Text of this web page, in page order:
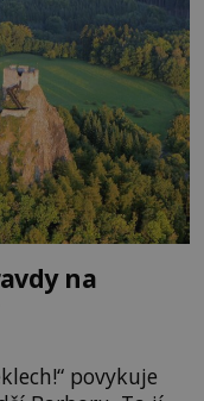
na
povykuje